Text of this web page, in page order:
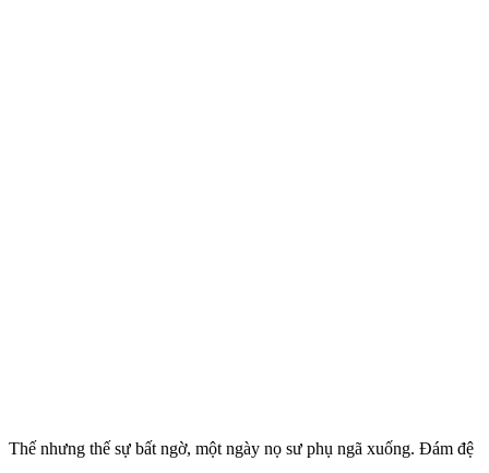
Thế nhưng thế sự bất ngờ, một ngày nọ sư phụ ngã xuống. Đám đệ